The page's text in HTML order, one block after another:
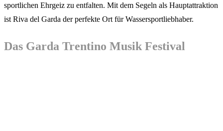
sportlichen Ehrgeiz zu entfalten. Mit dem Segeln als Hauptattraktion
ist Riva del Garda der perfekte Ort für Wassersportliebhaber.
Das Garda Trentino Musik Festival